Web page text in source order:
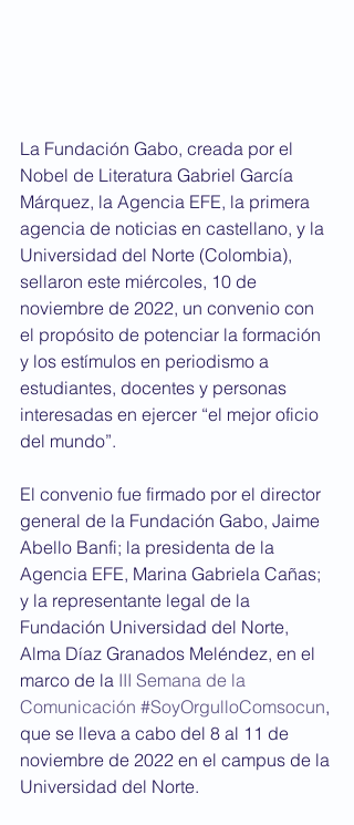
La Fundación Gabo, creada por el
Nobel de Literatura Gabriel García
Márquez, la Agencia EFE, la primera
agencia de noticias en castellano, y la
Universidad del Norte (Colombia),
sellaron este miércoles, 10 de
noviembre de 2022, un convenio con
el propósito de potenciar la formación
y los estímulos en periodismo a
estudiantes, docentes y personas
interesadas en ejercer “el mejor oficio
del mundo”.
El convenio fue firmado por el director
general de la Fundación Gabo, Jaime
Abello Banfi; la presidenta de la
Agencia EFE, Marina Gabriela Cañas;
y la representante legal de la
Fundación Universidad del Norte,
Alma Díaz Granados Meléndez, en el
marco de la III Semana de la
Comunicación #SoyOrgulloComsocun,
que se lleva a cabo del 8 al 11 de
noviembre de 2022 en el campus de la
Universidad del Norte.